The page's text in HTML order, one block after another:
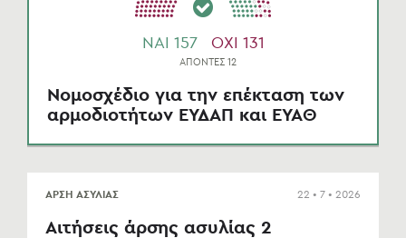
NAI 157 OXI 131
ΑΠΟΝΤΕΣ 12
Νομοσχέδιο για την επέκταση των
αρμοδιοτήτων ΕΥΔΑΠ και ΕΥΑΘ
ΑΡΣΗ ΑΣΥΛΙΑΣ 22 • 7 • 2026
Αιτήσεις άρσης ασυλίας 2